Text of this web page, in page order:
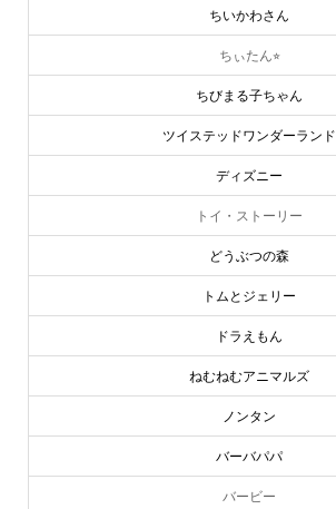
ちいかわさん
ちぃたん⭐︎
ちびまる子ちゃん
ツイステッドワンダーランド
ディズニー
トイ・ストーリー
どうぶつの森
トムとジェリー
ドラえもん
ねむねむアニマルズ
ノンタン
バーバパパ
バービー